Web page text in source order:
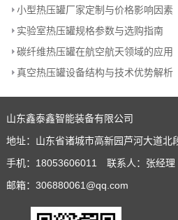
小型热压罐厂家定制与价格影响因素
实验室热压罐规格参数与选购指南
碳纤维热压罐在航空航天领域的应用
真空热压罐设备结构与技术优势解析
山东鑫泰鑫智能装备有限公司
地址：山东省诸城市高新园芦河大道北
手机：18053606011 联系人：张经理
邮箱：306880061@qq.com